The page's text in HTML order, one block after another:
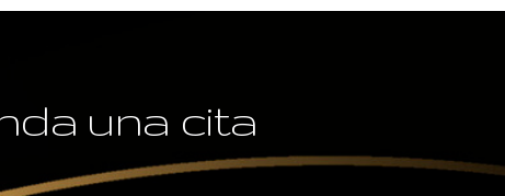
una cita